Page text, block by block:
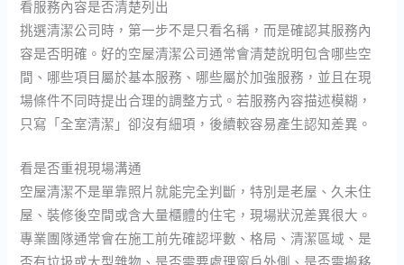
看服務內容是否清楚列出
挑選清潔公司時，第一步不是只看名稱，而是確認其服務內
容是否明確。好的空屋清潔公司通常會清楚說明包含哪些空
間、哪些項目屬於基本服務、哪些屬於加強服務，並且在現
場條件不同時提出合理的調整方式。若服務內容描述模糊，
只寫「全室清潔」卻沒有細項，後續較容易產生認知差異。
看是否重視現場溝通
空屋清潔不是單靠照片就能完全判斷，特別是老屋、久未住
屋、裝修後空間或含大量櫃體的住宅，現場狀況差異很大。
專業團隊通常會在施工前先確認坪數、格局、清潔區域、是
否有垃圾或大型雜物、是否需要處理窗戶外側、是否需搬移